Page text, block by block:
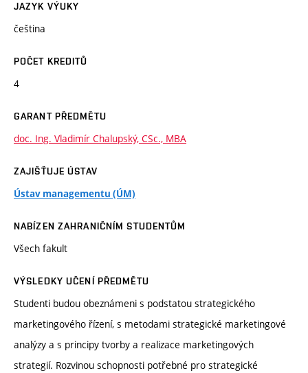
JAZYK VÝUKY
čeština
POČET KREDITŮ
4
GARANT PŘEDMĚTU
doc. Ing. Vladimír Chalupský, CSc., MBA
ZAJIŠŤUJE ÚSTAV
Ústav managementu (ÚM)
NABÍZEN ZAHRANIČNÍM STUDENTŮM
Všech fakult
VÝSLEDKY UČENÍ PŘEDMĚTU
Studenti budou obeznámeni s podstatou strategického
marketingového řízení, s metodami strategické marketingové
analýzy a s principy tvorby a realizace marketingových
strategií. Rozvinou schopnosti potřebné pro strategické